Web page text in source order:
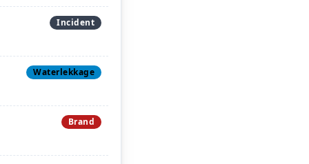
Incident
Waterlekkage
Brand